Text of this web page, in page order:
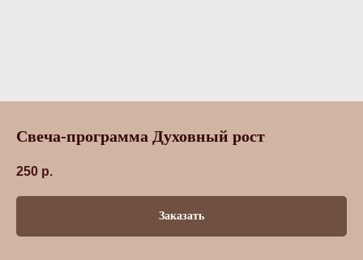
Свеча-программа Духовный рост
250 р.
Заказать